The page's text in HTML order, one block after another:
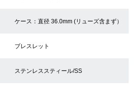
ケース：直径 36.0mm (リューズ含まず）
ブレスレット
ステンレススティール/SS